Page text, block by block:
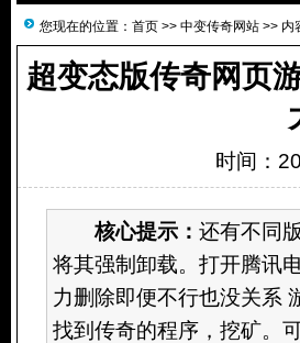
您现在的位置： 首页 >> 中变传奇网站 >> 内
超变态版传奇网页
时间：
核心提示： 还有不同
将其强制卸载。打开腾讯
力删除即便不行也没关系
找到传奇的程序，挖矿。